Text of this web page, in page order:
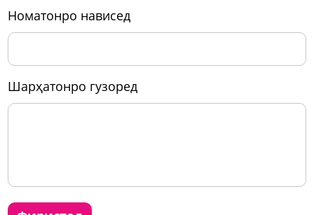
номатонро нависед
шарҳатонро гузоред